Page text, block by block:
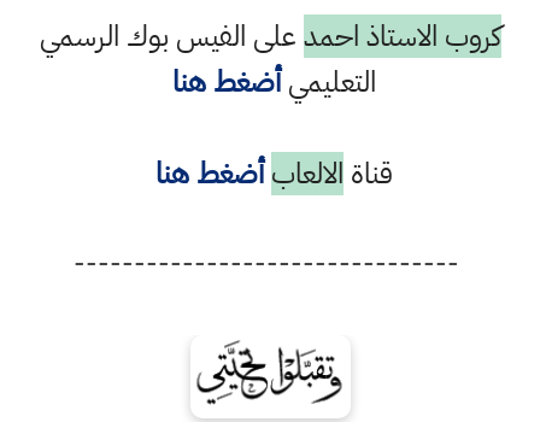
كروب الاستاذ احمدعلى الفيس بوك الرسمي
التعليميأضغط هنا
قناة الالعاب أضغط هنا
--------------------------------